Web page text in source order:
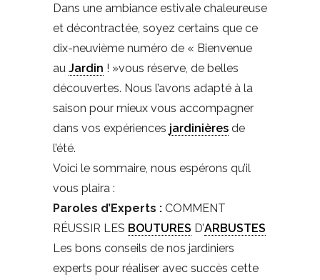
Dans une ambiance estivale chaleureuse
et décontractée, soyez certains que ce
dix-neuvième numéro de « Bienvenue
au Jardin ! »vous réserve, de belles
découvertes. Nous l’avons adapté à la
saison pour mieux vous accompagner
dans vos expériences jardinières de
l’été.
Voici le sommaire, nous espérons qu’il
vous plaira :
Paroles d’Experts : COMMENT
RÉUSSIR LES BOUTURES D’ARBUSTES
Les bons conseils de nos jardiniers
experts pour réaliser avec succès cette